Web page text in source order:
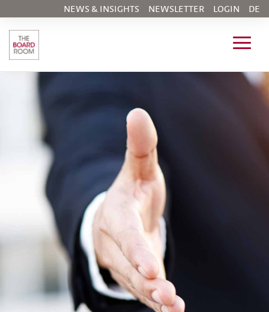
NEWS & INSIGHTS NEWSLETTER LOGIN DE